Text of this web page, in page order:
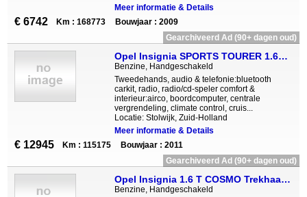
Meer informatie & Details
€ 6742 Km : 168773
Bouwjaar : 2009
Gearchiveerd Ad (90+ dagen oud)
Opel Insignia SPORTS TOURER 1.6T COSMO BREDA ZONDAG OPEN Led
Benzine, Handgeschakeld
Tweedehands, audio & telefonie:bluetooth
carkit, radio, radio/cd-speler comfort &
interieur:airco, boordcomputer, centrale
vergrendeling, climate control, cruis...
Locatie: Stolwijk, Zuid-Holland
Meer informatie & Details
€ 12945 Km : 115175
Bouwjaar : 2011
Gearchiveerd Ad (90+ dagen oud)
Opel Insignia 1.6 T COSMO Trekhaak Clima cruise 18"LM PDC
Benzine, Handgeschakeld